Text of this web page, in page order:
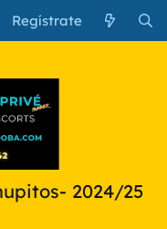
Regístrate
2024/25